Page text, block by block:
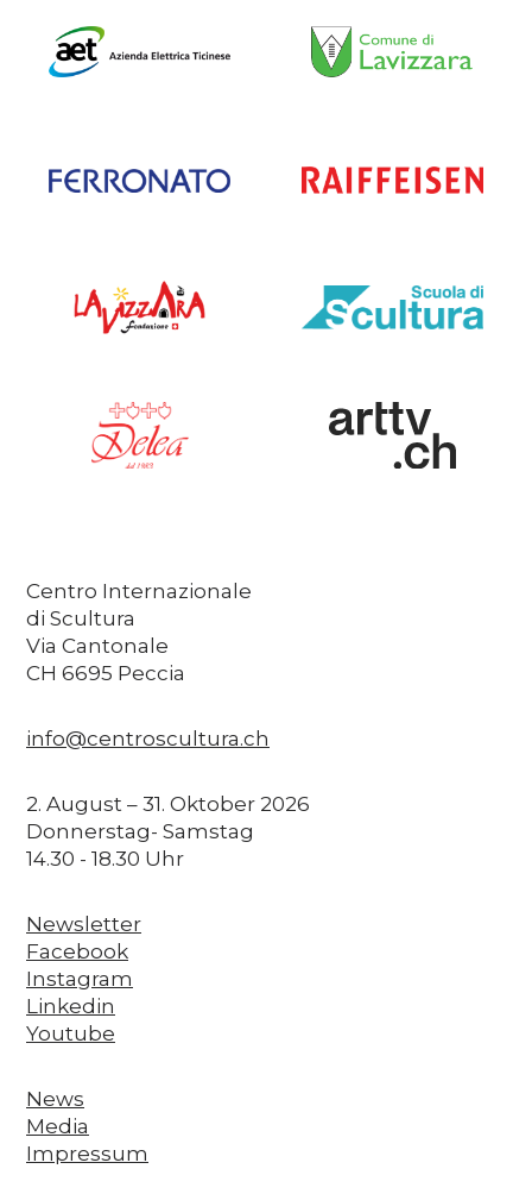
Centro Internazionale
di Scultura
Via Cantonale
CH 6695 Peccia
info@centroscultura.ch
2. August – 31. Oktober 2026
Donnerstag- Samstag
14.30 - 18.30 Uhr
Newsletter
Facebook
Instagram
Linkedin
Youtube
News
Media
Impressum